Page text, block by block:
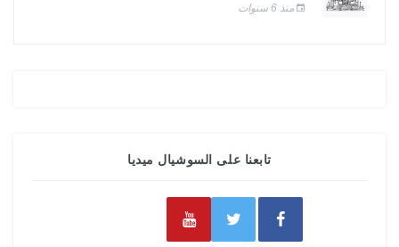
منذ 6 سنوات
تابعنا على السوشيال ميديا